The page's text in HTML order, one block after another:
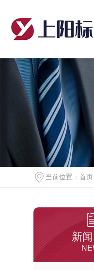
当前位置： 首页
新